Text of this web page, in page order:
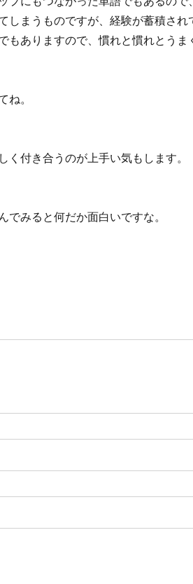
まうものですが、経験が蓄積さ
もありますので、慣れと慣れとう
ね。
付き合うのが上手い気もします。
みると何だか面白いですな。